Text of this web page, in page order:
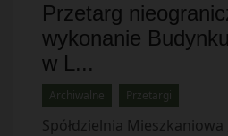
Przetarg
wykonanie
w L...
Archiwalne Przetargi
Spółdzielnia Mieszkaniowa